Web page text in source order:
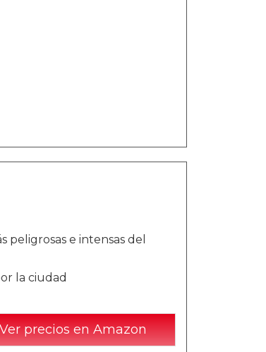
peligrosas e intensas del
la ciudad
precios en Amazon